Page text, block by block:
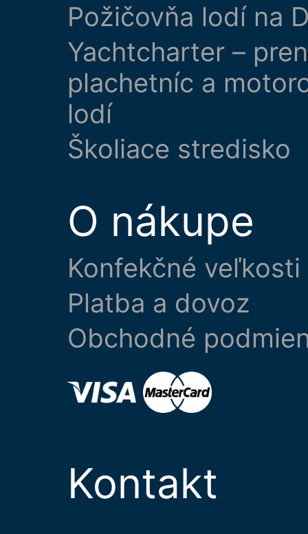
Požičovňa lodí na
Yachtcharter –
plachetníc a
lodí
Školiace stredisko
O nákupe
Konfekčné veľkosti
Platba a dovoz
Obchodné
Kontakt